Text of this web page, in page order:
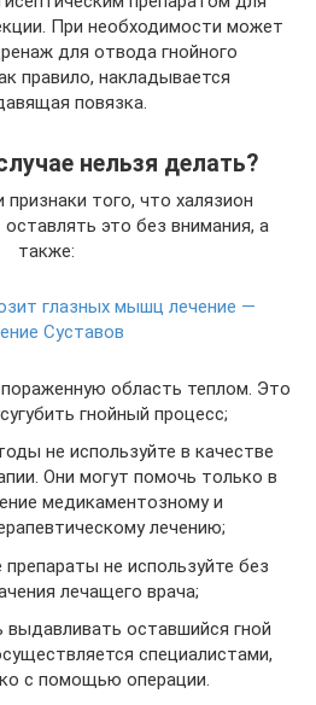
При необходимости может
для отвода гнойного
правило, накладывается
повязка.
нельзя делать?
того, что халязион
это без внимания, а
также:
глазных мышц лечение —
Суставов
пораженную область теплом. Это
гнойный процесс;
не используйте в качестве
Они могут помочь только в
медикаментозному и
лечению;
не используйте без
лечащего врача;
выдавливать оставшийся гной
специалистами,
с помощью операции.